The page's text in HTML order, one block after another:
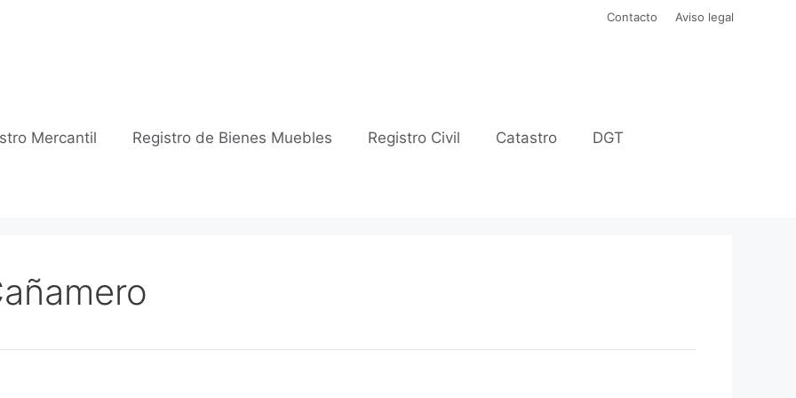
Contacto Aviso legal
Mercantil Registro de Bienes Muebles Registro Civil Catastro DGT